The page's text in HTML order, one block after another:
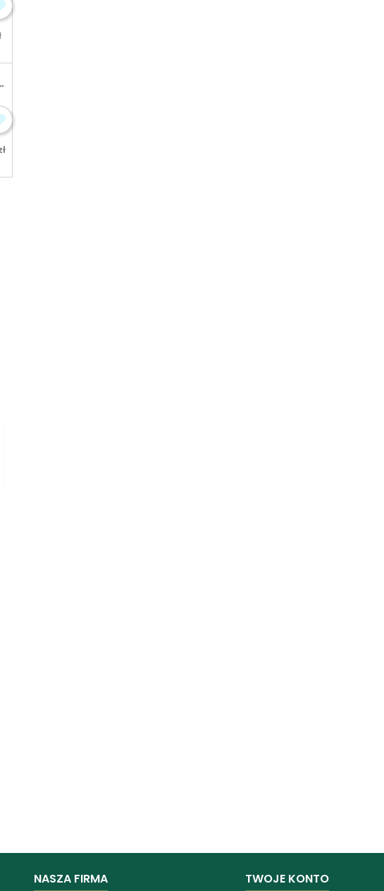
- olejna
NASZA FIRMA TWOJE KONTO